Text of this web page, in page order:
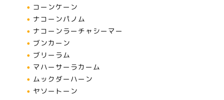
コーンケーン
ナコーンパノム
ナコーンラーチャシーマー
ブンカーン
ブリーラム
マハーサーラカーム
ムックダーハーン
ヤソートーン